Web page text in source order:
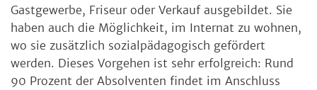
Gastgewerbe, Friseur oder Verkauf ausgebildet. Sie
haben auch die Möglichkeit, im Internat zu wohnen,
wo sie zusätzlich sozialpädagogisch gefördert
werden. Dieses Vorgehen ist sehr erfolgreich: Rund
90 Prozent der Absolventen findet im Anschluss